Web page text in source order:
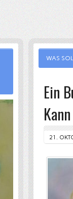
WAS
Ein
21.